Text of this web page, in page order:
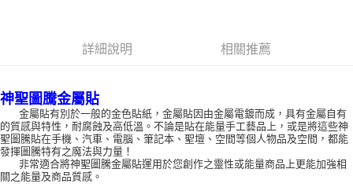
賣家宅配幫您送（台灣）
每筆NT$80，滿NT$3,000(含以上)免運費
郵局幫你送（離島）
每筆NT$80，滿NT$3,000(含以上)免運費
詳細說明 相關推薦
神聖圖騰金屬貼
金屬貼有別於一般的金色貼紙，金屬貼因由金屬電鍍而成，具有金屬自有
的質感與特性，耐腐蝕及高低溫。不論是貼在能量手工藝品上，或是將這些神
聖圖騰貼在手機、汽車、電腦、筆記本、聖壇、空間等個人物品及空間，都能
發揮圖騰特有之魔法與力量！
非常適合將神聖圖騰金屬貼運用於您創作之靈性或能量商品上更能加強相
關之能量及商品質感。